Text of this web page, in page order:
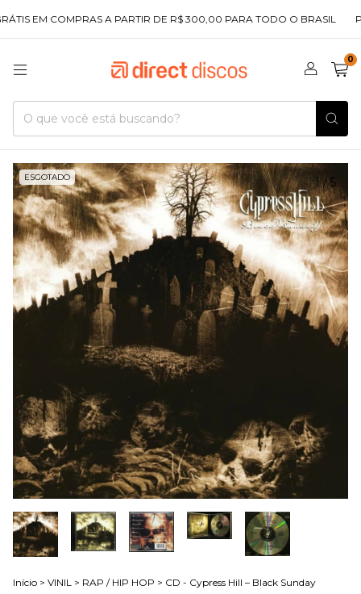
EM COMPRAS A PARTIR DE R$ 300,00 PARA TODO O BRASIL
0
ESGOTADO 1/5
Início > VINIL > RAP / HIP HOP > CD - Cypress Hill – Black Sunday